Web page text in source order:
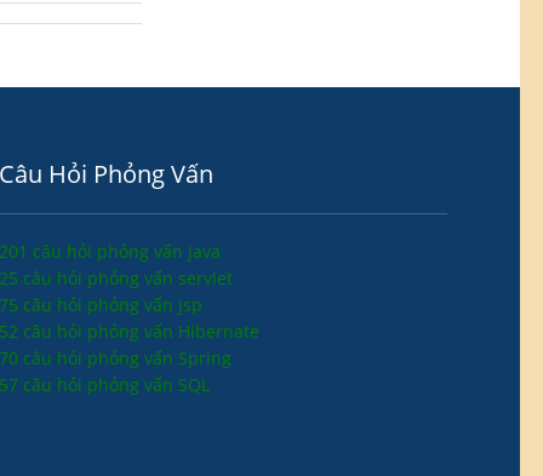
Câu Hỏi Phỏng Vấn
201 câu hỏi phỏng vấn java
25 câu hỏi phỏng vấn servlet
75 câu hỏi phỏng vấn jsp
52 câu hỏi phỏng vấn Hibernate
70 câu hỏi phỏng vấn Spring
57 câu hỏi phỏng vấn SQL